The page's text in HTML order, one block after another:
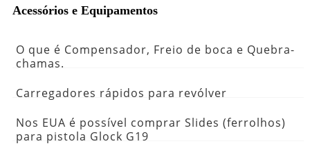
Acessórios e Equipamentos
O que é Compensador, Freio de boca e Quebra-
chamas.
Carregadores rápidos para revólver
Nos EUA é possível comprar Slides (ferrolhos)
para pistola Glock G19